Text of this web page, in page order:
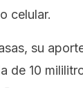
celular.
su
de 10